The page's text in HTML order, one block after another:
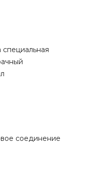
специальная
соединение